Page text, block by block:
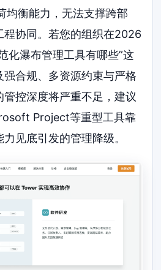
均衡能力，无法支撑跨部
程协同。若您的组织在2026
化瀑布管理工具有哪些”这
合规、多资源约束与严格
控深度将严重不足，建议
Project等重型工具靠
见底引发的管理降级。